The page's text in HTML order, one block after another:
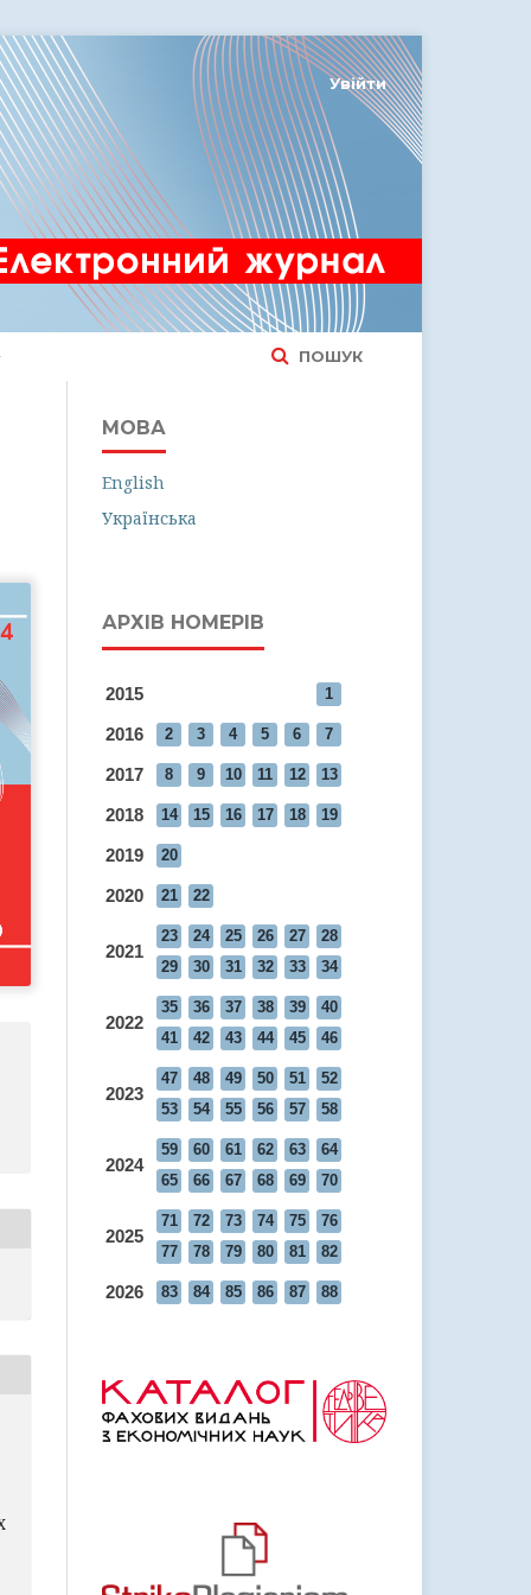
ПОШУК
Увійти
МОВА
English
Українська
АРХІВ НОМЕРІВ
2015 1
2016 2 3 4 5 6 7
2017 8 9 10 11 12 13
2018 14 15 16 17 18 19
2019 20
2020 21 22
2021
23 24 25 26 27
28
29
30 31 32 33 34
2022
35 36 37 38 39
40
41
42 43 44 45 46
2023
47 48 49 50 51
52
53
54 55 56 57 58
2024
59 60 61 62 63
64
65
66 67 68 69 70
2025
71 72 73 74 75
76
77
78 79 80 81 82
2026 83 84 85 86 87 88